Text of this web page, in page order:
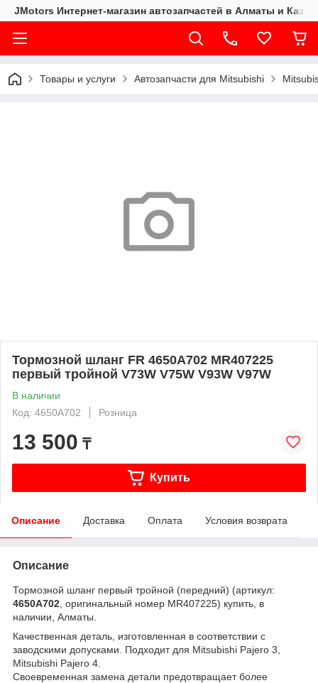
JMotors Интернет-магазин автозапчастей в Алматы и
Товары и услуги Автозапчасти для Mitsubishi
Тормозной шланг FR 4650A702 MR407225
первый тройной V73W V75W V93W V97W
В наличии
Код: 4650A702
Розница
13 500 ₸
Купить
Описание Доставка Оплата Условия возврата
Описание
Тормозной шланг первый тройной (передний) (артикул:
4650A702 , оригинальный номер MR407225) купить, в
наличии, Алматы.
Качественная деталь, изготовленная в соответствии с
заводскими допусками. Подходит для Mitsubishi Pajero 3,
Mitsubishi Pajero 4.
Своевременная замена детали предотвращает более